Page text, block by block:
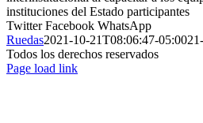
instituciones del Estado participantes
TwitterFacebook WhatsApp
Ruedas2021-10-21T08:06:47-05:00
Todos los derechos reservados
Page load link